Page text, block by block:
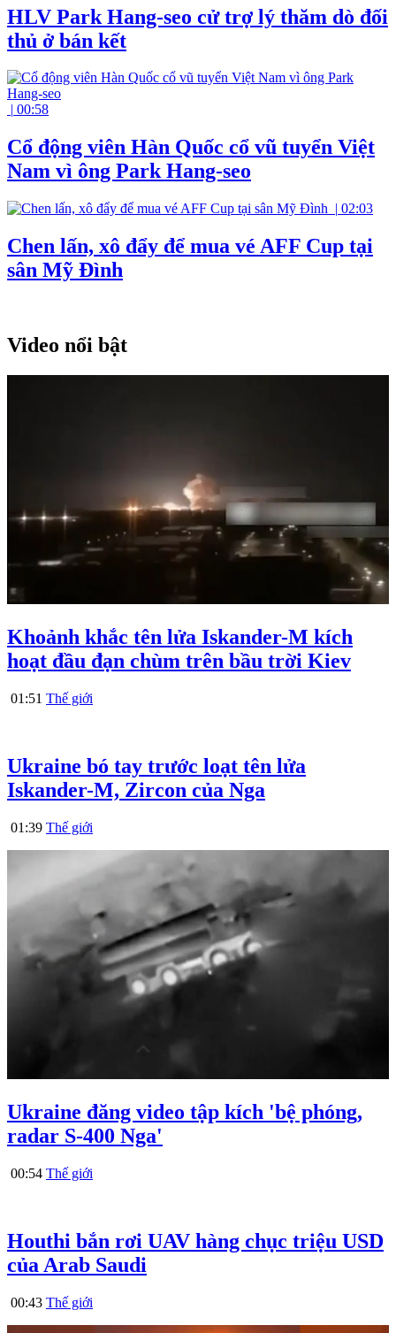
HLV Park Hang-seo cử trợ lý thăm dò đối
thủ ở bán kết
| 00:58
Cổ động viên Hàn Quốc cổ vũ tuyển Việt
Nam vì ông Park Hang-seo
| 02:03
Chen lấn, xô đẩy để mua vé AFF Cup tại
sân Mỹ Đình
Video nổi bật
Khoảnh khắc tên lửa Iskander-M kích
hoạt đầu đạn chùm trên bầu trời Kiev
01:51 Thế giới
Ukraine bó tay trước loạt tên lửa
Iskander-M, Zircon của Nga
01:39 Thế giới
Ukraine đăng video tập kích 'bệ phóng,
radar S-400 Nga'
00:54 Thế giới
Houthi bắn rơi UAV hàng chục triệu USD
của Arab Saudi
00:43 Thế giới